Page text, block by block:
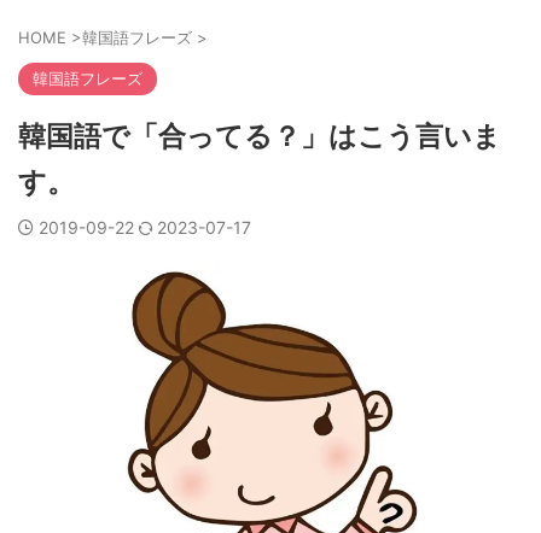
HOME >韓国語フレーズ >
韓国語フレーズ
韓国語で「合ってる？」はこう言いま
す。
2019-09-22 2023-07-17